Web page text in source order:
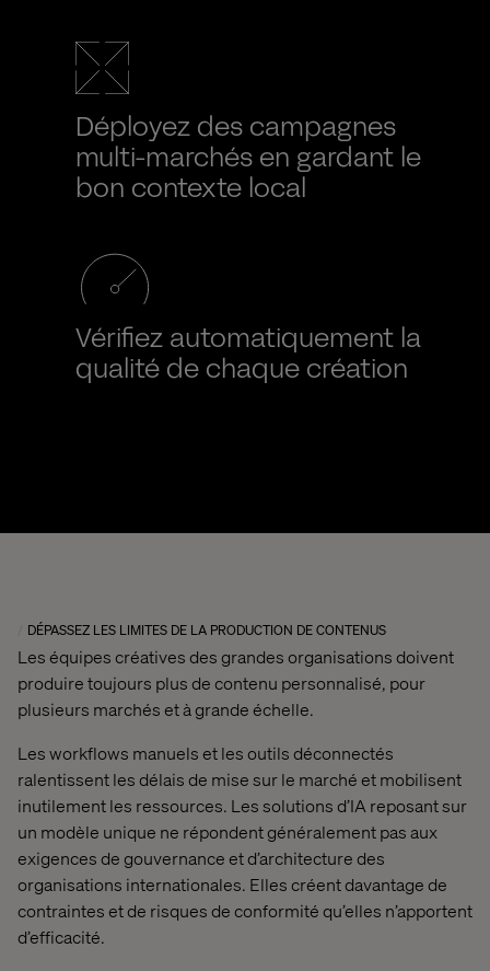
Déployez des campagnes
multi-marchés en gardant le
bon contexte local
Vérifiez automatiquement la
qualité de chaque création
DÉPASSEZ LES LIMITES DE LA PRODUCTION DE CONTENUS
Les équipes créatives des grandes organisations doivent
produire toujours plus de contenu personnalisé, pour
plusieurs marchés et à grande échelle.
Les workflows manuels et les outils déconnectés
ralentissent les délais de mise sur le marché et mobilisent
inutilement les ressources. Les solutions d’IA reposant sur
un modèle unique ne répondent généralement pas aux
exigences de gouvernance et d’architecture des
organisations internationales. Elles créent davantage de
contraintes et de risques de conformité qu’elles n’apportent
d’efficacité.